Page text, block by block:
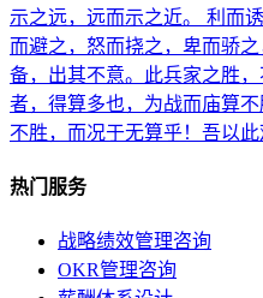
示之远，远而示之近。 利而
而避之，怒而挠之，卑而骄
备，出其不意。此兵家之胜
者，得算多也，为战而庙算
不胜，而况于无算乎！吾以
热门服务
战略绩效管理咨询
OKR管理咨询